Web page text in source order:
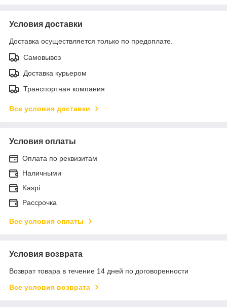
Условия доставки
Доставка осуществляется только по предоплате.
Самовывоз
Доставка курьером
Транспортная компания
Все условия доставки
Условия оплаты
Оплата по реквизитам
Наличными
Kaspi
Рассрочка
Все условия оплаты
Условия возврата
Возврат товара в течение 14 дней по договоренности
Все условия возврата